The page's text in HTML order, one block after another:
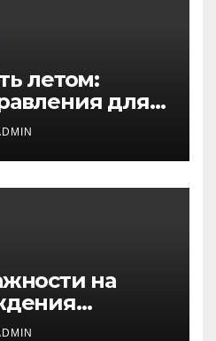
летом:
для
на